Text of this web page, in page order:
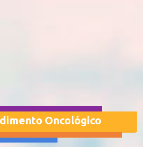
Oncológico